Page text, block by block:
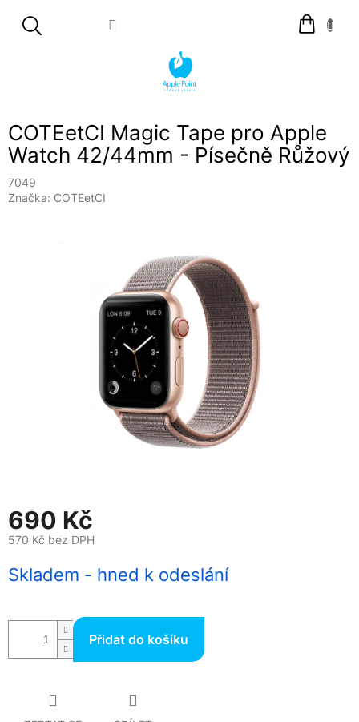
Nákupní
košík
COTEetCI Magic Tape pro Apple
Watch 42/44mm - Písečně Růžový
7049
Značka: COTEetCI
690 Kč
570 Kč bez DPH
cena:
Skladem - hned k odeslání
Přidat do košíku